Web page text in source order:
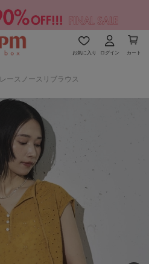
お気に入り ログイン カート
レースノースリブラウス